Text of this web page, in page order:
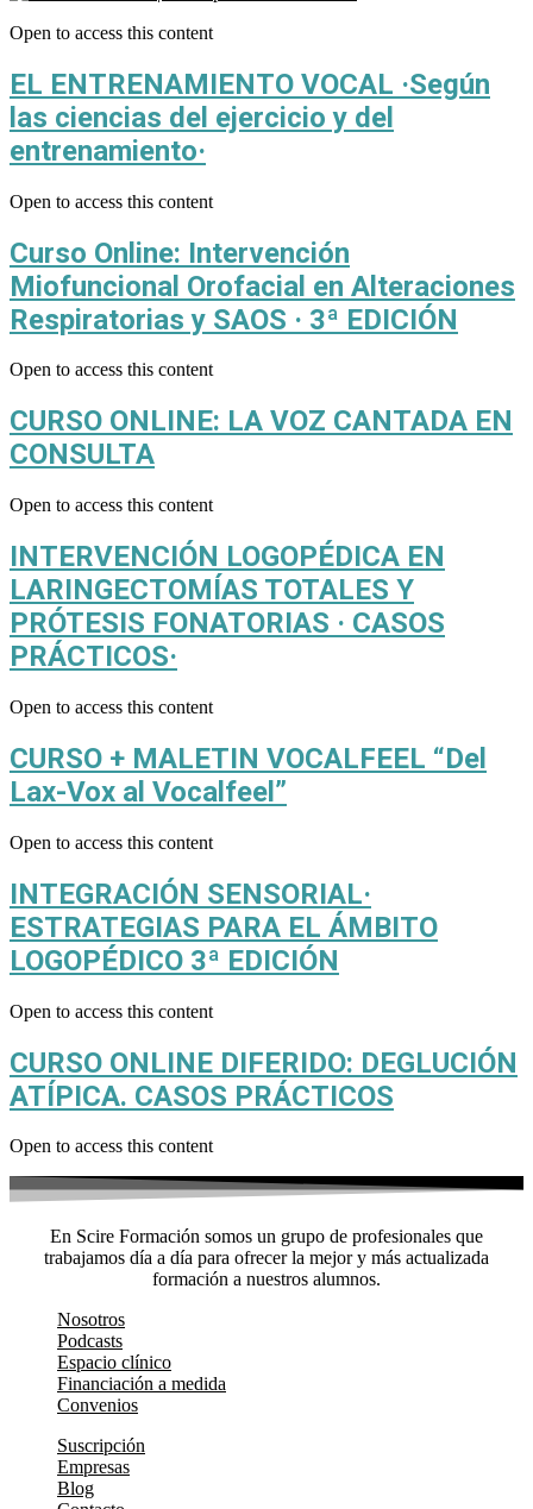
Open to access this content
EL ENTRENAMIENTO VOCAL ·Según
las ciencias del ejercicio y del
entrenamiento·
Open to access this content
Curso Online: Intervención
Miofuncional Orofacial en Alteraciones
Respiratorias y SAOS · 3ª EDICIÓN
Open to access this content
CURSO ONLINE: LA VOZ CANTADA EN
CONSULTA
Open to access this content
INTERVENCIÓN LOGOPÉDICA EN
LARINGECTOMÍAS TOTALES Y
PRÓTESIS FONATORIAS · CASOS
PRÁCTICOS·
Open to access this content
CURSO + MALETIN VOCALFEEL “Del
Lax-Vox al Vocalfeel”
Open to access this content
INTEGRACIÓN SENSORIAL·
ESTRATEGIAS PARA EL ÁMBITO
LOGOPÉDICO 3ª EDICIÓN
Open to access this content
CURSO ONLINE DIFERIDO: DEGLUCIÓN
ATÍPICA. CASOS PRÁCTICOS
Open to access this content
En Scire Formación somos un grupo de profesionales que
trabajamos día a día para ofrecer la mejor y más actualizada
formación a nuestros alumnos.
Nosotros
Podcasts
Espacio clínico
Financiación a medida
Convenios
Suscripción
Empresas
Blog